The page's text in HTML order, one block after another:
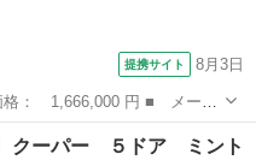
提携サイト 8月3日
■ グレード名： クーパ
ナビ バックカメラ シート
クーパー ５ドア ミント